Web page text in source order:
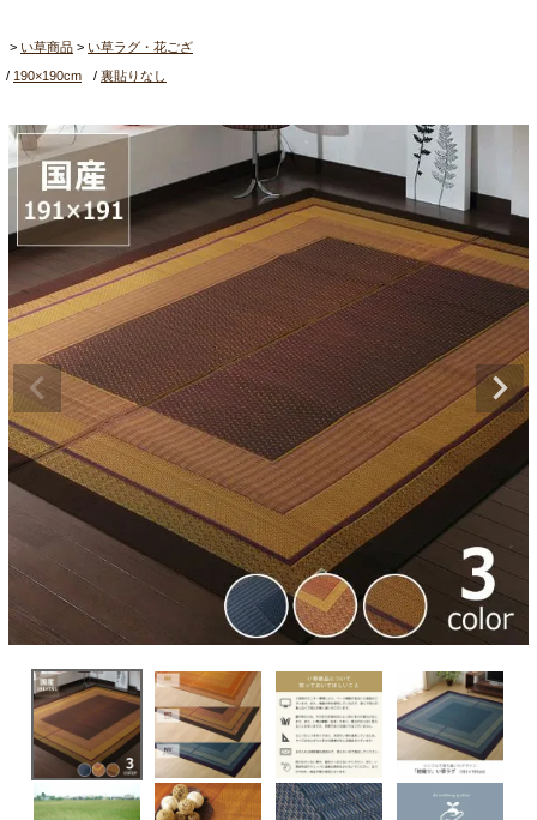
い草商品
い草ラグ・花ござ
190×190cm
裏貼りなし